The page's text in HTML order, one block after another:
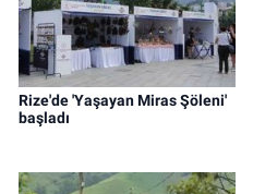
Rize'de 'Yaşayan Miras Şöleni'
başladı